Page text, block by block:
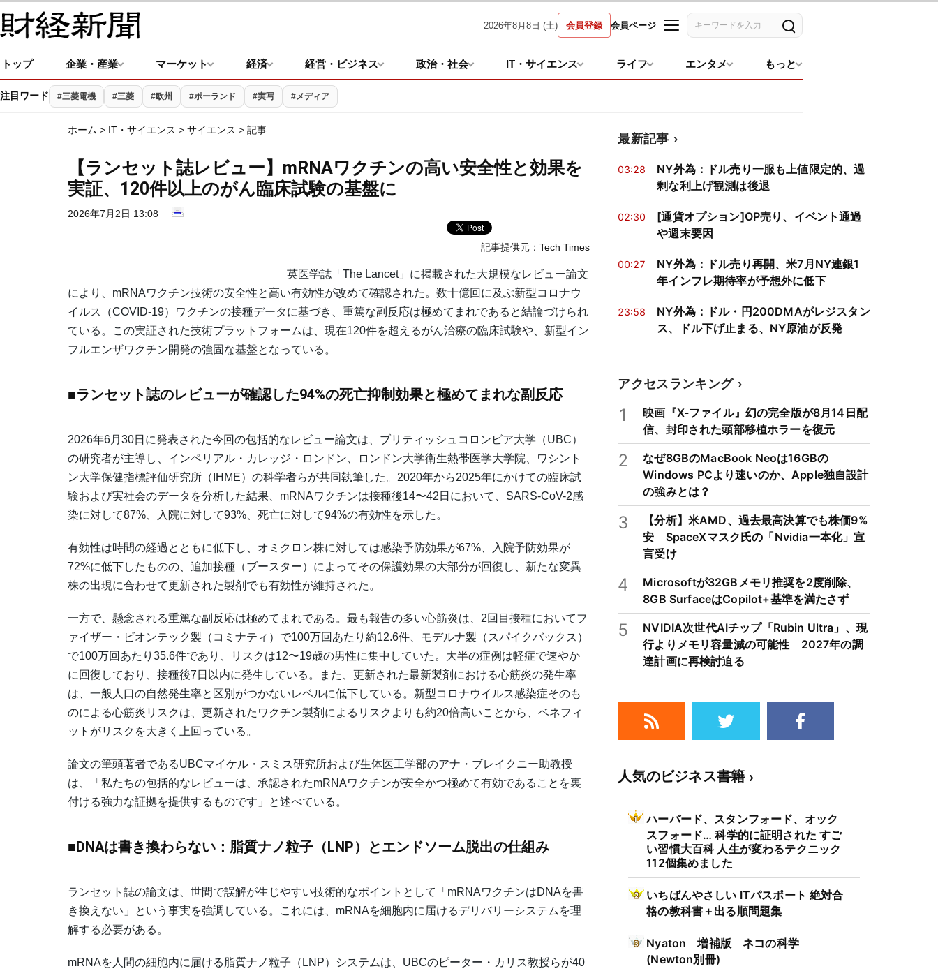
2026年8月8日 (土) 会員登録 会員ページ
記事を検索
トップ 企業・産業 マーケット 経済 経営・ビジネス 政治・社会 IT・サイエンス ライフ エンタメ もっと
注目ワード #三菱電機 #三菱 #欧州 #ポーランド #実写 #メディア
ホーム > IT・サイエンス > サイエンス > 記事
【ランセット誌レビュー】mRNAワクチンの高い安全性と効果を
実証、120件以上のがん臨床試験の基盤に
2026年7月2日 13:08
記事提供元：Tech Times
英医学誌「The Lancet」に掲載された大規模なレビュー論文
により、mRNAワクチン技術の安全性と高い有効性が改めて確認された。数十億回に及ぶ新型コロナウ
イルス（COVID-19）ワクチンの接種データに基づき、重篤な副反応は極めてまれであると結論づけられ
ている。この実証された技術プラットフォームは、現在120件を超えるがん治療の臨床試験や、新型イン
フルエンザワクチン開発の強固な基盤となっている。
■ランセット誌のレビューが確認した94%の死亡抑制効果と極めてまれな副反応
2026年6月30日に発表された今回の包括的なレビュー論文は、ブリティッシュコロンビア大学（UBC）
の研究者が主導し、インペリアル・カレッジ・ロンドン、ロンドン大学衛生熱帯医学大学院、ワシント
ン大学保健指標評価研究所（IHME）の科学者らが共同執筆した。2020年から2025年にかけての臨床試
験および実社会のデータを分析した結果、mRNAワクチンは接種後14〜42日において、SARS-CoV-2感
染に対して87%、入院に対して93%、死亡に対して94%の有効性を示した。
有効性は時間の経過とともに低下し、オミクロン株に対しては感染予防効果が67%、入院予防効果が
72%に低下したものの、追加接種（ブースター）によってその保護効果の大部分が回復し、新たな変異
株の出現に合わせて更新された製剤でも有効性が維持された。
一方で、懸念される重篤な副反応は極めてまれである。最も報告の多い心筋炎は、2回目接種においてフ
ァイザー・ビオンテック製（コミナティ）で100万回あたり約12.6件、モデルナ製（スパイクバックス）
で100万回あたり35.6件であり、リスクは12〜19歳の男性に集中していた。大半の症例は軽症で速やか
に回復しており、接種後7日以内に発生している。また、更新された最新製剤における心筋炎の発生率
は、一般人口の自然発生率と区別がつかないレベルに低下している。新型コロナウイルス感染症そのも
のによる心筋炎リスクは、更新されたワクチン製剤によるリスクよりも約20倍高いことから、ベネフィ
ットがリスクを大きく上回っている。
論文の筆頭著者であるUBCマイケル・スミス研究所および生体医工学部のアナ・ブレイクニー助教授
は、「私たちの包括的なレビューは、承認されたmRNAワクチンが安全かつ極めて有効であることを裏
付ける強力な証拠を提供するものです」と述べている。
■DNAは書き換わらない：脂質ナノ粒子（LNP）とエンドソーム脱出の仕組み
ランセット誌の論文は、世間で誤解が生じやすい技術的なポイントとして「mRNAワクチンはDNAを書
き換えない」という事実を強調している。これには、mRNAを細胞内に届けるデリバリーシステムを理
解する必要がある。
mRNAを人間の細胞内に届ける脂質ナノ粒子（LNP）システムは、UBCのピーター・カリス教授らが40
最新記事
03:28
NY外為：ドル売り一服も上値限定的、過
剰な利上げ観測は後退
02:30
[通貨オプション]OP売り、イベント通過
や週末要因
00:27
NY外為：ドル売り再開、米7月NY連銀1
年インフレ期待率が予想外に低下
23:58
NY外為：ドル・円200DMAがレジスタン
ス、ドル下げ止まる、NY原油が反発
アクセスランキング
1
映画『X-ファイル』幻の完全版が8月14日配
信、封印された頭部移植ホラーを復元
2
なぜ8GBのMacBook Neoは16GBの
Windows PCより速いのか、Apple独自設計
の強みとは？
3
【分析】米AMD、過去最高決算でも株価9%
安 SpaceXマスク氏の「Nvidia一本化」宣
言受け
4
Microsoftが32GBメモリ推奨を2度削除、
8GB SurfaceはCopilot+基準を満たさず
5
NVIDIA次世代AIチップ「Rubin Ultra」、現
行よりメモリ容量減の可能性 2027年の調
達計画に再検討迫る
人気のビジネス書籍
ハーバード、スタンフォード、オック
スフォード… 科学的に証明された すご
い習慣大百科 人生が変わるテクニック
112個集めました
いちばんやさしい ITパスポート 絶対合
格の教科書＋出る順問題集
Nyaton 増補版 ネコの科学
(Newton別冊)